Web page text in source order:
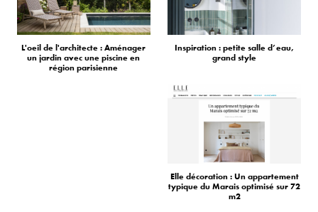
L'oeil de l'architecte : Aménager
un jardin avec une piscine en
région parisienne
Inspiration : petite salle d’eau,
grand style
Elle décoration : Un appartement
typique du Marais optimisé sur 72
m2